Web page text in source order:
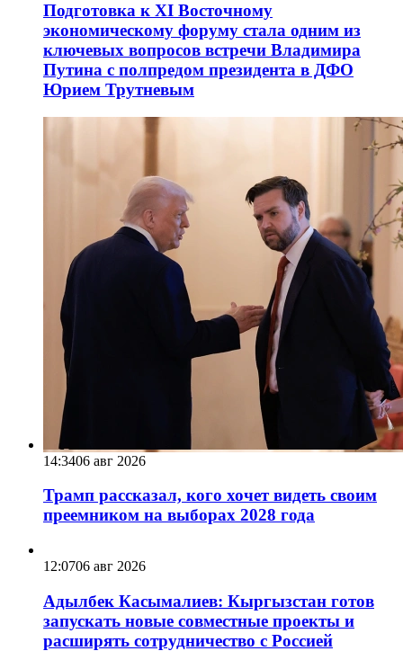
Подготовка к XI Восточному
экономическому форуму стала одним из
ключевых вопросов встречи Владимира
Путина с полпредом президента в ДФО
Юрием Трутневым
14:3406 авг 2026
Трамп рассказал, кого хочет видеть своим
преемником на выборах 2028 года
12:0706 авг 2026
Адылбек Касымалиев: Кыргызстан готов
запускать новые совместные проекты и
расширять сотрудничество с Россией